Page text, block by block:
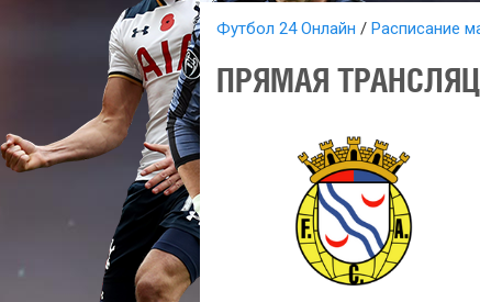
Футбол 24 Онлайн Расписание
ПРЯМАЯ